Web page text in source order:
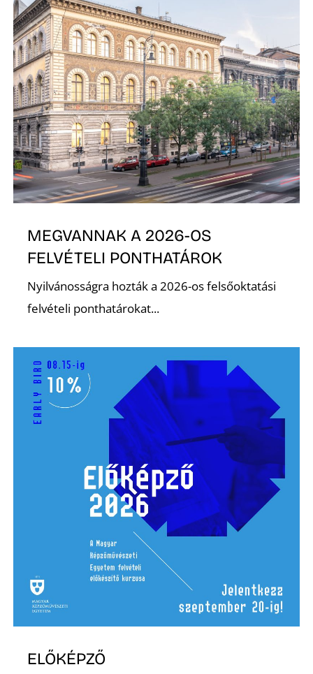
MEGVANNAK A 2026-OS
FELVÉTELI PONTHATÁROK
Nyilvánosságra hozták a 2026-os felsőoktatási
felvételi ponthatárokat...
ELŐKÉPZŐ